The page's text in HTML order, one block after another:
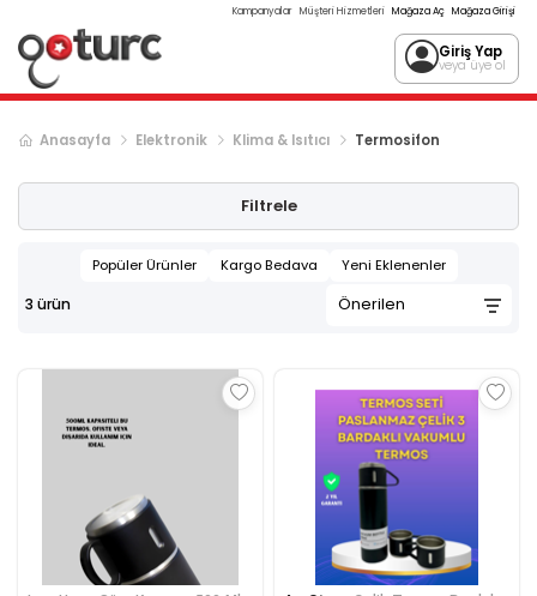
Kampanyalar Müşteri Hizmetleri Mağaza Aç Mağaza Girişi
Giriş Yap
veya üye ol
Anasayfa Elektronik Klima & Isıtıcı Termosifon
Filtrele
Popüler Ürünler Kargo Bedava Yeni Eklenenler
3 ürün